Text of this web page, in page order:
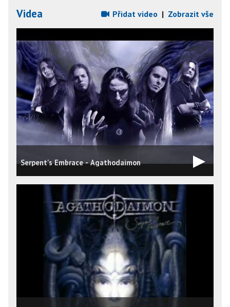
Videa Přidat video | Zobrazit vše
Serpent's Embrace - Agathodaimon